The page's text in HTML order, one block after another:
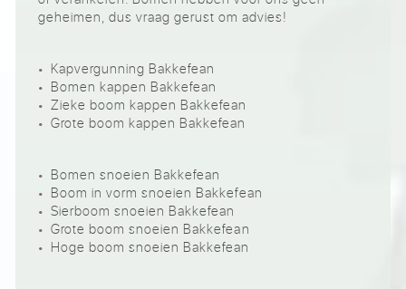
geheimen, dus vraag gerust om advies!
Kapvergunning Bakkefean
Bomen kappen Bakkefean
Zieke boom kappen Bakkefean
Grote boom kappen Bakkefean
Bomen snoeien Bakkefean
Boom in vorm snoeien Bakkefean
Sierboom snoeien Bakkefean
Grote boom snoeien Bakkefean
Hoge boom snoeien Bakkefean